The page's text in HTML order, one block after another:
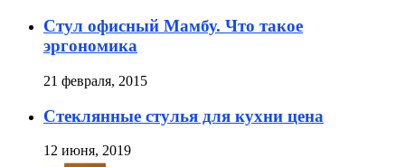
Стул офисный Мамбу. Что такое
эргономика
21 февраля, 2015
Стеклянные стулья для кухни цена
12 июня, 2019